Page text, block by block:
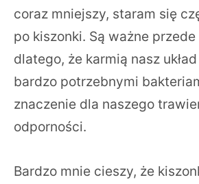
coraz mniejszy, staram się
po kiszonki. Są ważne
dlatego, że karmią nasz
bardzo potrzebnymi
znaczenie dla naszego
odporności.
Bardzo mnie cieszy, że